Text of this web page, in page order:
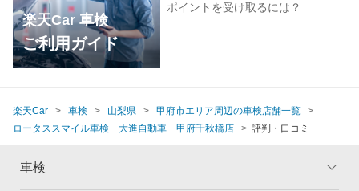
楽天Car 車検
ご利用ガイド
ポイントを受け取るには？
楽天Car 車検 山梨県
甲府市エリア周辺の車検店舗一覧
ロータススマイル車検 大進自動車 甲府千秋橋店
評判・口コミ
車検